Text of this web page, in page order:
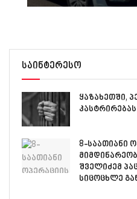
საინტერესო
ყაზახეთში,
8-საათიანი
შველიძემ
სიცოცხლე